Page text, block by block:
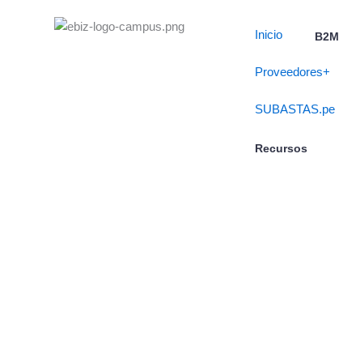
Inicio B2M
Proveedores+
SUBASTAS.pe
Recursos